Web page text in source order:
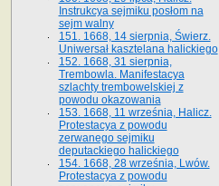
Instrukcya sejmiku posłom na
sejm walny
151. 1668, 14 sierpnia, Świerz.
Uniwersał kasztelana halickiego
152. 1668, 31 sierpnia,
Trembowla. Manifestacya
szlachty trembowelskiej z
powodu okazowania
153. 1668, 11 września, Halicz.
Protestacya z powodu
zerwanego sejmiku
deputackiego halickiego
154. 1668, 28 września, Lwów.
Protestacya z powodu